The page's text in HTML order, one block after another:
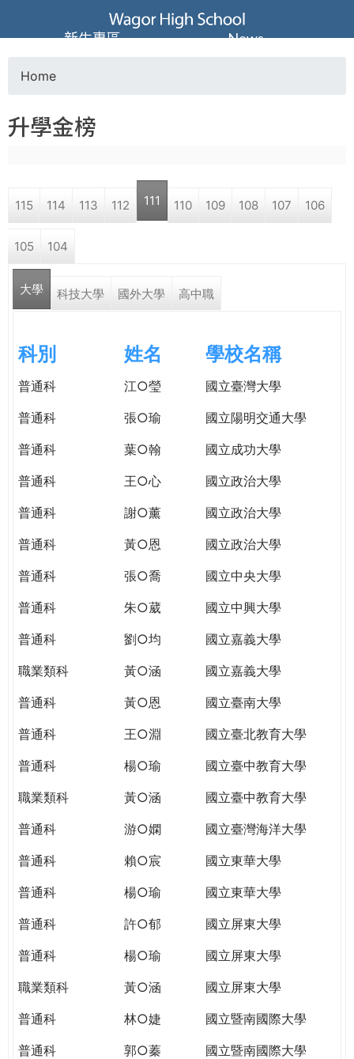
Jump to navigation
葳
格
高
學
格。
WAGOR
TODAY
THE
WORLD
PUTTING
YOU
ON
THE
GLOBAL
CITIZENSHIP
o
a
r
e
e
r
e
Home
升學金榜
115 114 113 112 111 110 109 108 107 106
105 104
大學 科技大學 國外大學 高中職
科別 姓名 學校名稱
普通科 江○瑩
國立臺灣大學
普通科
張○瑜
國立陽明交通大學
普通科
葉○翰
國立成功大學
普通科
王○心
國立政治大學
普通科
謝○薰
國立政治大學
普通科
黃○恩
國立政治大學
普通科
張○喬
國立中央大學
普通科
朱○葳
國立中興大學
普通科
劉○均
國立嘉義大學
職業類科
黃○涵
國立嘉義大學
普通科
黃○恩
國立臺南大學
普通科
王○淵
國立臺北教育大學
普通科
楊○瑜
國立臺中教育大學
職業類科
黃○涵
國立臺中教育大學
普通科
游○嫻
國立臺灣海洋大學
普通科
賴○宸
國立東華大學
普通科
楊○瑜
國立東華大學
普通科
許○郁
國立屏東大學
普通科
楊○瑜
國立屏東大學
職業類科
黃○涵
國立屏東大學
普通科
林○婕
國立暨南國際大學
普通科
郭○蓁
國立暨南國際大學
新生專區 News